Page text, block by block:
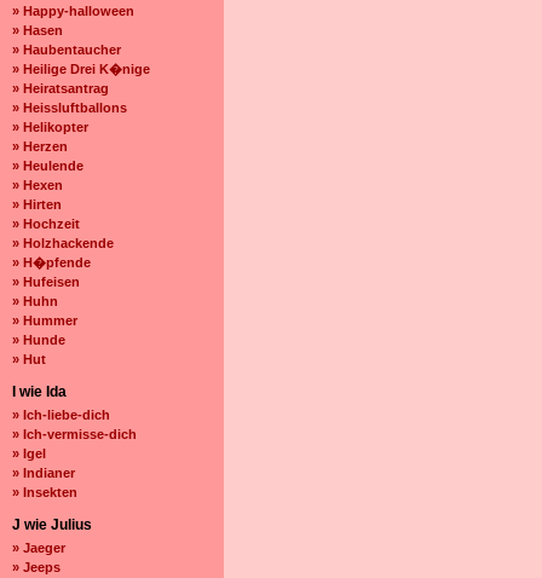
» Happy-halloween
» Hasen
» Haubentaucher
» Heilige Drei K�nige
» Heiratsantrag
» Heissluftballons
» Helikopter
» Herzen
» Heulende
» Hexen
» Hirten
» Hochzeit
» Holzhackende
» H�pfende
» Hufeisen
» Huhn
» Hummer
» Hunde
» Hut
I wie Ida
» Ich-liebe-dich
» Ich-vermisse-dich
» Igel
» Indianer
» Insekten
J wie Julius
» Jaeger
» Jeeps